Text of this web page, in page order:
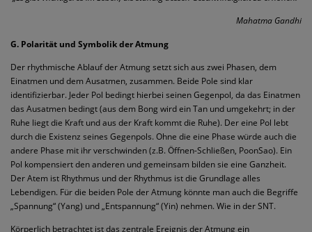
Mahatma Gandhi
G. Polarität und Symbolik der Atmung
Der rhythmische Ablauf der Atmung setzt sich aus zwei Phasen, dem
Einatmen und dem Ausatmen, zusammen. Beide Pole sind klar
identifizierbar. Jeder Pol bedingt hierbei seinen Gegenpol, da das Einatmen
das Ausatmen bedingt (aus dem Bong wird ein Tan und umgekehrt; in der
Ruhe liegt die Kraft und aus der Kraft kommt die Ruhe). Der eine Pol lebt
durch die Existenz seines Gegenpols. Ohne die eine Phase würde auch die
andere Phase mit ihr verschwinden (z.B. Öffnen-Schließen, PoonSao). Ein
Pol kompensiert den anderen und gemeinsam bilden sie eine Ganzheit.
Der Atem ist Rhythmus und der Rhythmus ist die Grundlage alles
Lebendigen. Für die beiden Pole der Atmung könnte man auch die Begriffe
„Spannung“ (Yang) und „Entspannung“ (Yin) nehmen. Wie in der SNT.
Körperlich betrachtet ist das zentrale Ereignis der Atmung ein